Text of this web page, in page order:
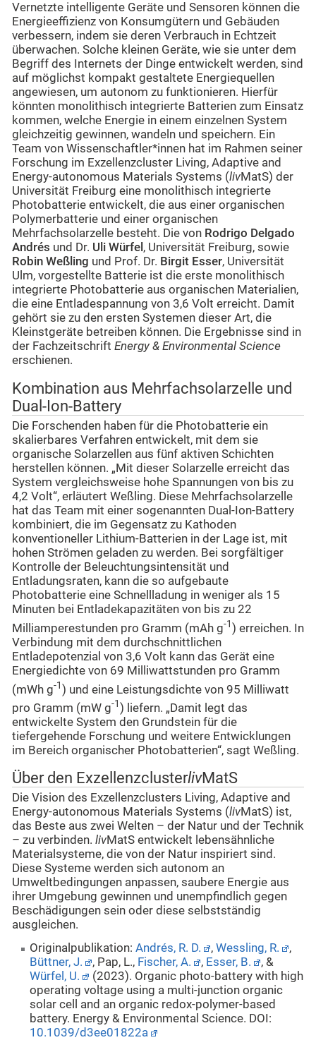
Vernetzte intelligente Geräte und Sensoren können die
Energieeffizienz von Konsumgütern und Gebäuden
verbessern, indem sie deren Verbrauch in Echtzeit
überwachen. Solche kleinen Geräte, wie sie unter dem
Begriff des Internets der Dinge entwickelt werden, sind
auf möglichst kompakt gestaltete Energiequellen
angewiesen, um autonom zu funktionieren. Hierfür
könnten monolithisch integrierte Batterien zum Einsatz
kommen, welche Energie in einem einzelnen System
gleichzeitig gewinnen, wandeln und speichern. Ein
Team von Wissenschaftler*innen hat im Rahmen seiner
Forschung im Exzellenzcluster Living, Adaptive and
Energy-autonomous Materials Systems (livMatS) der
Universität Freiburg eine monolithisch integrierte
Photobatterie entwickelt, die aus einer organischen
Polymerbatterie und einer organischen
Mehrfachsolarzelle besteht. Die von Rodrigo Delgado
Andrés und Dr. Uli Würfel , Universität Freiburg, sowie
Robin Weßling und Prof. Dr. Birgit Esser, Universität
Ulm, vorgestellte Batterie ist die erste monolithisch
integrierte Photobatterie aus organischen Materialien,
die eine Entladespannung von 3,6 Volt erreicht. Damit
gehört sie zu den ersten Systemen dieser Art, die
Kleinstgeräte betreiben können. Die Ergebnisse sind in
der Fachzeitschrift Energy & Environmental Science
erschienen.
Kombination aus Mehrfachsolarzelle und
Dual-Ion-Battery
Die Forschenden haben für die Photobatterie ein
skalierbares Verfahren entwickelt, mit dem sie
organische Solarzellen aus fünf aktiven Schichten
herstellen können. „Mit dieser Solarzelle erreicht das
System vergleichsweise hohe Spannungen von bis zu
4,2 Volt“, erläutert Weßling. Diese Mehrfachsolarzelle
hat das Team mit einer sogenannten Dual-Ion-Battery
kombiniert, die im Gegensatz zu Kathoden
konventioneller Lithium-Batterien in der Lage ist, mit
hohen Strömen geladen zu werden. Bei sorgfältiger
Kontrolle der Beleuchtungsintensität und
Entladungsraten, kann die so aufgebaute
Photobatterie eine Schnellladung in weniger als 15
Minuten bei Entladekapazitäten von bis zu 22
Milliamperestunden pro Gramm (mAh g-1) erreichen. In
Verbindung mit dem durchschnittlichen
Entladepotenzial von 3,6 Volt kann das Gerät eine
Energiedichte von 69 Milliwattstunden pro Gramm
(mWh g-1) und eine Leistungsdichte von 95 Milliwatt
pro Gramm (mW g-1) liefern. „Damit legt das
entwickelte System den Grundstein für die
tiefergehende Forschung und weitere Entwicklungen
im Bereich organischer Photobatterien“, sagt Weßling.
Über den ExzellenzclusterlivMatS
Die Vision des Exzellenzclusters Living, Adaptive and
Energy-autonomous Materials Systems (livMatS) ist,
das Beste aus zwei Welten – der Natur und der Technik
– zu verbinden. livMatS entwickelt lebensähnliche
Materialsysteme, die von der Natur inspiriert sind.
Diese Systeme werden sich autonom an
Umweltbedingungen anpassen, saubere Energie aus
ihrer Umgebung gewinnen und unempfindlich gegen
Beschädigungen sein oder diese selbstständig
ausgleichen.
Originalpublikation: Andrés, R. D. ,Wessling, R.
,
Büttner, J.
, Pap, L., Fischer, A. , Esser, B.
, &
Würfel, U.
(2023). Organic photo-battery with high
operating voltage using a multi-junction organic
solar cell and an organic redox-polymer-based
battery. Energy & Environmental Science. DOI:
10.1039/d3ee01822a